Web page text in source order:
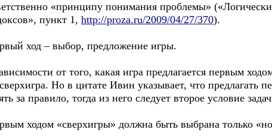
«принципу понимания проблемы»
пункт 1, http://proza.ru/2009/04/27/370).
ход – выбор, предложение игры.
от того, какая игра предлагается первым
Но в цитате Ивин указывает, что предлагать
за правило, тогда из него следует второе условие
ходом «сверхигры» должна быть выбрана только